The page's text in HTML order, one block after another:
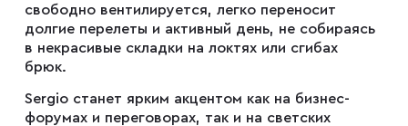
Пиджаки
Джемперы
свободно вентилируется, легко переносит
долгие перелеты и активный день, не собираясь
в некрасивые складки на локтях или сгибах
брюк.
Sergio станет ярким акцентом как на бизнес-
форумах и переговорах, так и на светских